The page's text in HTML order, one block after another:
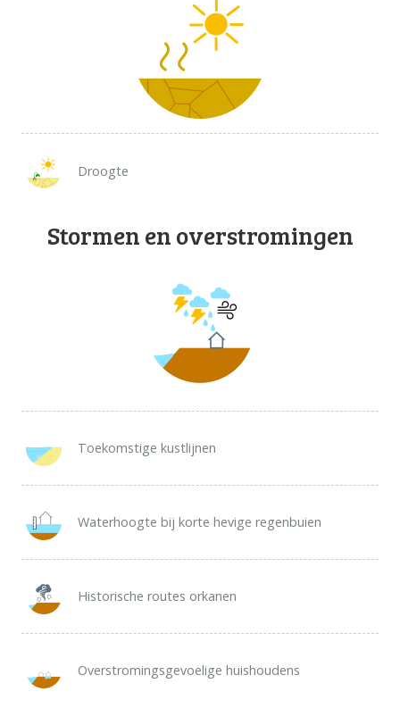
Droogte
Stormen en overstromingen
Toekomstige kustlijnen
Waterhoogte bij korte hevige regenbuien
Historische routes orkanen
Overstromingsgevoelige huishoudens